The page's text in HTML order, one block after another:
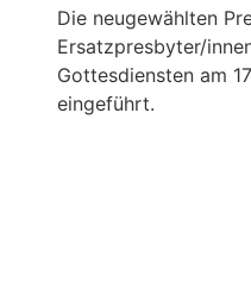
Die neugewählten
Ersatzpresbyter/
Gottesdiensten am
eingeführt.